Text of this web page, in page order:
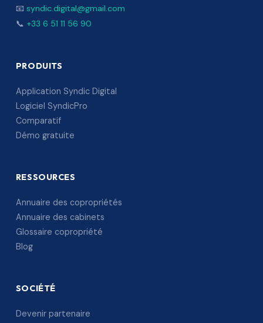
📧 syndic.digital@gmail.com
📞 +33 6 51 11 56 90
PRODUITS
Application Syndic Digital
Logiciel SyndicPro
Comparatif
Démo gratuite
RESSOURCES
Annuaire des copropriétés
Annuaire des cabinets
Glossaire copropriété
Blog
SOCIÉTÉ
Devenir partenaire